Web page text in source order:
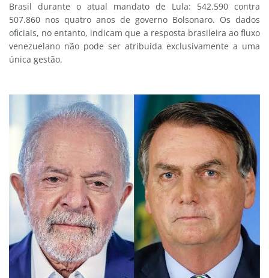
Brasil durante o atual mandato de Lula: 542.590 contra
507.860 nos quatro anos de governo Bolsonaro. Os dados
oficiais, no entanto, indicam que a resposta brasileira ao fluxo
venezuelano não pode ser atribuída exclusivamente a uma
única gestão.